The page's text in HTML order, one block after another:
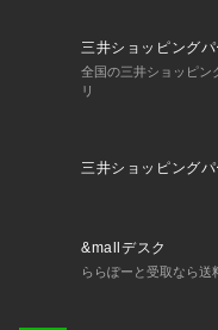
三井ショッピングパ
全国の三井ショッピン
リ
三井ショッピング
&mallデスク
ららぽーと受取なら送